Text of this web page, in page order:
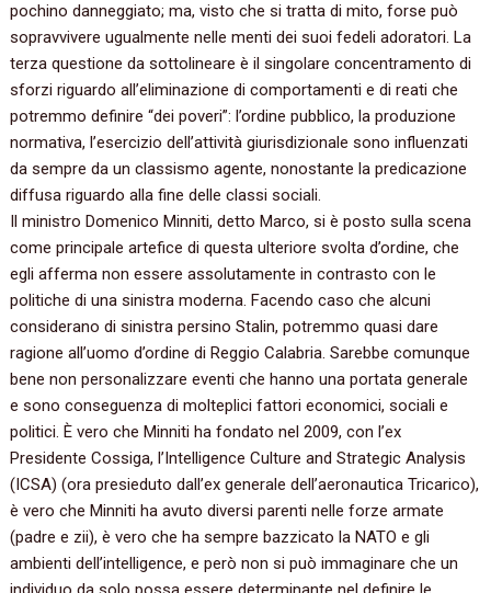
pochino danneggiato; ma, visto che si tratta di mito, forse può
sopravvivere ugualmente nelle menti dei suoi fedeli adoratori. La
terza questione da sottolineare è il singolare concentramento di
sforzi riguardo all’eliminazione di comportamenti e di reati che
potremmo definire “dei poveri”: l’ordine pubblico, la produzione
normativa, l’esercizio dell’attività giurisdizionale sono influenzati
da sempre da un classismo agente, nonostante la predicazione
diffusa riguardo alla fine delle classi sociali.
Il ministro Domenico Minniti, detto Marco, si è posto sulla scena
come principale artefice di questa ulteriore svolta d’ordine, che
egli afferma non essere assolutamente in contrasto con le
politiche di una sinistra moderna. Facendo caso che alcuni
considerano di sinistra persino Stalin, potremmo quasi dare
ragione all’uomo d’ordine di Reggio Calabria. Sarebbe comunque
bene non personalizzare eventi che hanno una portata generale
e sono conseguenza di molteplici fattori economici, sociali e
politici. È vero che Minniti ha fondato nel 2009, con l’ex
Presidente Cossiga, l’Intelligence Culture and Strategic Analysis
(ICSA) (ora presieduto dall’ex generale dell’aeronautica Tricarico),
è vero che Minniti ha avuto diversi parenti nelle forze armate
(padre e zii), è vero che ha sempre bazzicato la NATO e gli
ambienti dell’intelligence, e però non si può immaginare che un